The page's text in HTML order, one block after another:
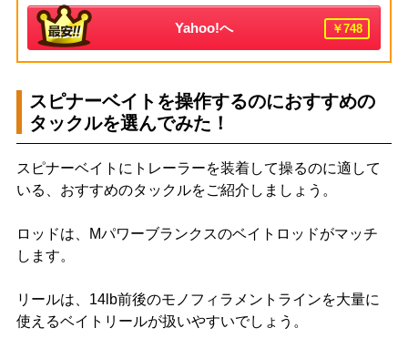
Yahoo!へ ￥748
スピナーベイトを操作するのにおすすめの
タックルを選んでみた！
スピナーベイトにトレーラーを装着して操るのに適して
いる、おすすめのタックルをご紹介しましょう。
ロッドは、Mパワーブランクスのベイトロッドがマッチ
します。
リールは、14lb前後のモノフィラメントラインを大量に
使えるベイトリールが扱いやすいでしょう。